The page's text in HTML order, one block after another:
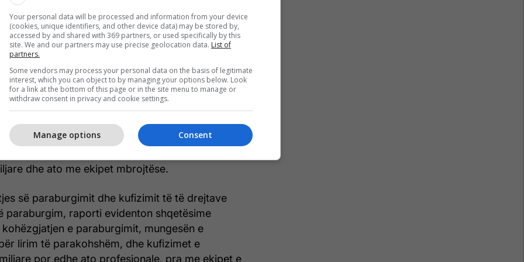
gjatë konferencës për media.
të raportit konstatohet se mandati i Dhomave të
nga qëllimi fillestar dhe nuk përputhet me
nga Këshilli i Evropës.
evidenton gjithashtu probleme serioze në lidhje
kufizimin e të drejtave të të akuzuarve.
e tejzgjatur të paraburgimit, mungesën e
lirim të parakohshëm, si dhe kufizimet në
dhe ato me ekipet mbrojtëse.
së paraburgimit dhe kufizimit të të drejtave
paraburgim, raporti evidenton shqetësime
e paraburgimit, mungesën e
lirim të parakohshëm, dhe kufizimet e
por edhe ato profesionale, pra me ekipet e
Your personal data will be processed and information from your device
(cookies, unique identifiers, and other device data) may be stored by,
accessed by and shared with 369 partners, or used specifically by this
site. We and our partners may use precise geolocation data. List of
partners.
Some vendors may process your personal data on the basis of legitimate
interest, which you can object to by managing your options below. Look
for a link at the bottom of this page or in the site menu to manage or
withdraw consent in privacy and cookie settings.
Consent
Manage options